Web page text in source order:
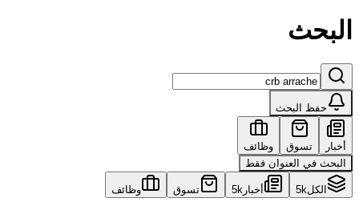
البحث
حفظ البحث
أخبار تسوق
وظائف
البحث في العنوان فقط
الكل5k أخبار 5k تسوق وظائف